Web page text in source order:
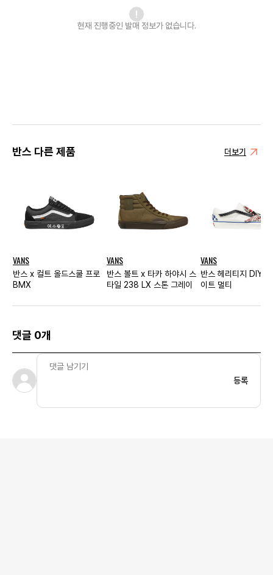
현재 진행중인 발매 정보가 없습니다.
반스 다른 제품 더보기
VANS
반스 x 컬트 올드스쿨 프로
BMX
VANS
반스 볼트 x 타카 하야시 스
타일 238 LX 스톤 그레이
VANS
반스 헤리티지 DIY
이트 멀티
댓글 0개
등록